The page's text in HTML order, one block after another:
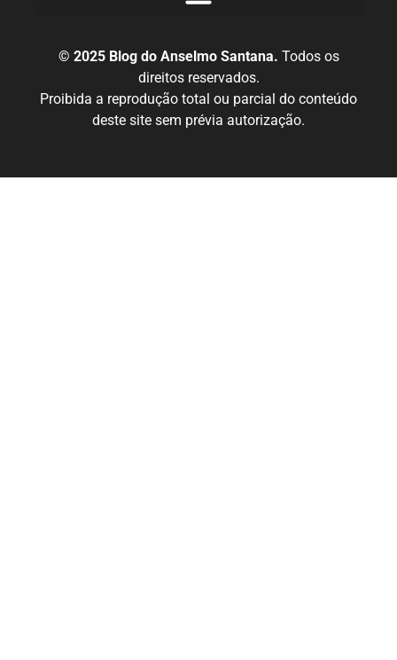
© 2025 Blog do Anselmo Santana. Todos os
direitos reservados.
Proibida a reprodução total ou parcial do conteúdo
deste site sem prévia autorização.